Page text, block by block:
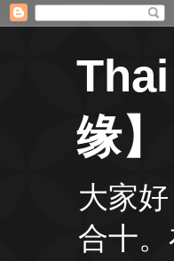
缘】
大家
合十